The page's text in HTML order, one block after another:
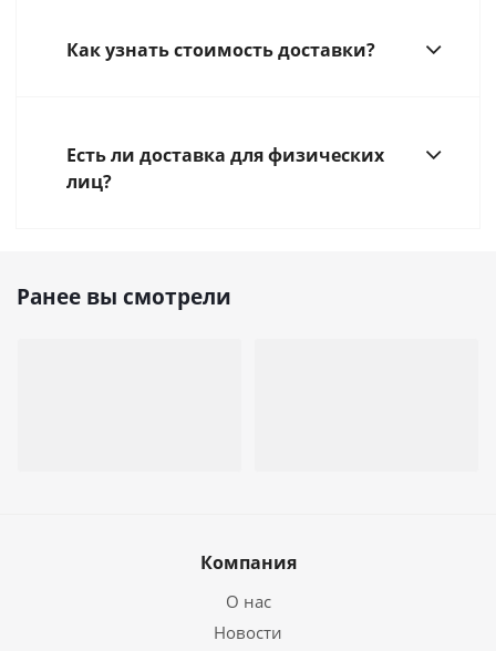
Как узнать стоимость доставки?
Есть ли доставка для физических
лиц?
Ранее вы смотрели
Компания
О нас
Новости